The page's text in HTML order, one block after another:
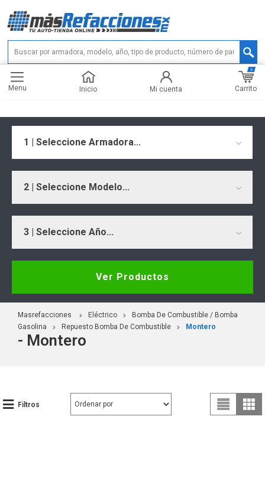
Menu Inicio Mi cuenta Carrito
0
1 | Seleccione Armadora...
2 | Seleccione Modelo...
3 | Seleccione Año...
Ver Productos
Masrefacciones Eléctrico
Bomba De Combustible / Bomba
Gasolina
Repuesto Bomba De Combustible Montero
- Montero
Filtros